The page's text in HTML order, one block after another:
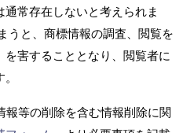
常存在しないと考えられま
うと、商標情報の調査、閲覧を
害することとなり、閲覧者に
報等の削除を含む情報削除に関